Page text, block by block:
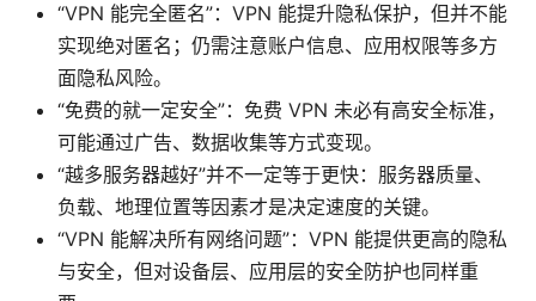
“VPN 能完全匿名”：VPN 能提升隐私保护，但并不能
实现绝对匿名；仍需注意账户信息、应用权限等多方
面隐私风险。
“免费的就一定安全”：免费 VPN 未必有高安全标准，
可能通过广告、数据收集等方式变现。
“越多服务器越好”并不一定等于更快：服务器质量、
负载、地理位置等因素才是决定速度的关键。
“VPN 能解决所有网络问题”：VPN 能提供更高的隐私
与安全，但对设备层、应用层的安全防护也同样重